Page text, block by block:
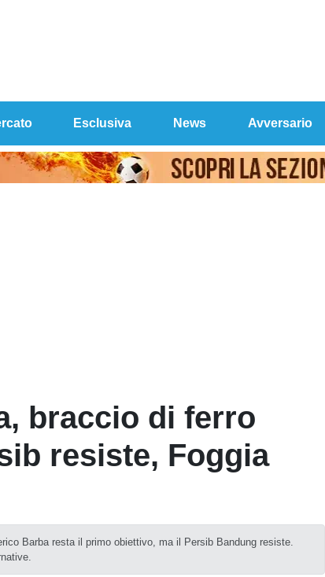
Esclusiva News Avversario
braccio di ferro
resiste, Foggia
Barba resta il primo obiettivo, ma il Persib Bandung resiste.